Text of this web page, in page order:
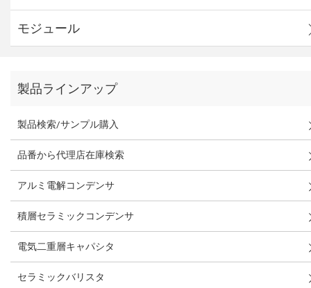
モジュール
製品ラインアップ
製品検索/サンプル購入
品番から代理店在庫検索
アルミ電解コンデンサ
積層セラミックコンデンサ
電気二重層キャパシタ
セラミックバリスタ